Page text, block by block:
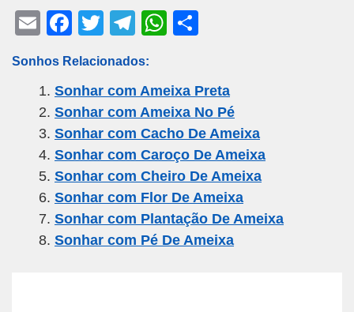
E
ail
F
c
e
b
o
o
k
T
tt
er
T
e
gr
a
m
W
s
A
p
p
e
Sonhos Relacionados:
Sonhar com Ameixa Preta
Sonhar com Ameixa No Pé
Sonhar com Cacho De Ameixa
Sonhar com Caroço De Ameixa
Sonhar com Cheiro De Ameixa
Sonhar com Flor De Ameixa
Sonhar com Plantação De Ameixa
Sonhar com Pé De Ameixa